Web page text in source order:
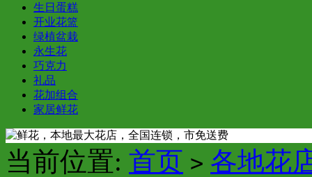
生日蛋糕
开业花篮
绿植盆栽
永生花
巧克力
礼品
花加组合
家居鲜花
当前位置: 首页 > 各地花